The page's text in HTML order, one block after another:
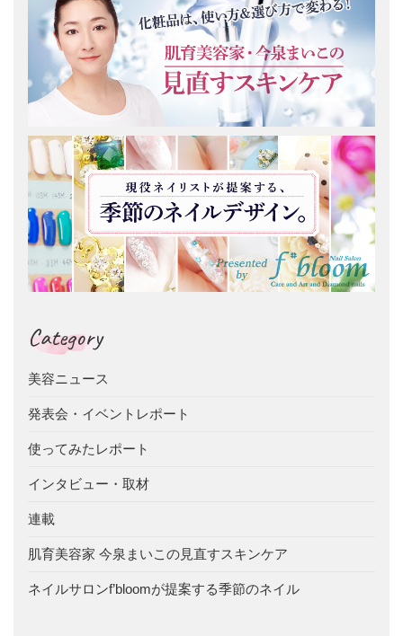
Category
美容ニュース
発表会・イベントレポート
使ってみたレポート
インタビュー・取材
連載
肌育美容家 今泉まいこの見直すスキンケア
ネイルサロンf’bloomが提案する季節のネイル